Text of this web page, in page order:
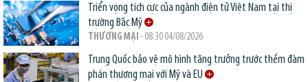
Triển vọng tích cực của ngành điện tử Việt Nam tại thị
trường Bắc Mỹ
THƯƠNG MẠI - 08:30 04/08/2026
Trung Quốc bảo vệ mô hình tăng trưởng trước thềm đàm
phán thương mại với Mỹ và EU